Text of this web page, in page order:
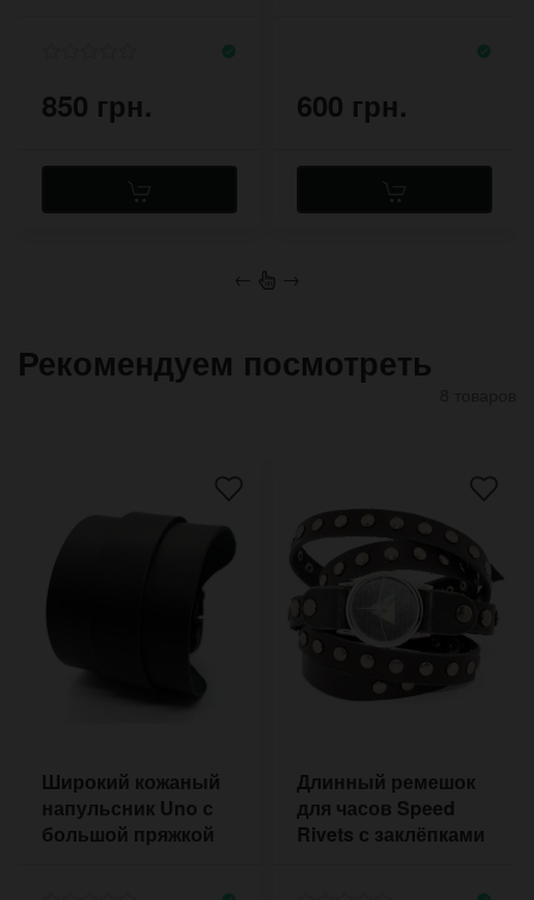
850 грн. 600 грн.
← →
Рекомендуем посмотреть
Широкий кожаный
напульсник Uno с
большой пряжкой
Длинный ремешок
для часов Speed
Rivets с заклёпками